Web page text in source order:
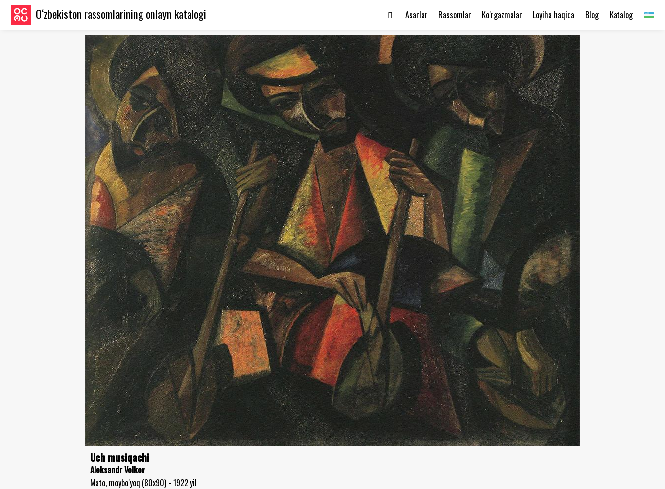
O‘zbekiston rassomlarining onlayn katalogi Katalog
Blog
Loyiha haqida
Ko‘rgazmalar
Rassomlar
Asarlar
Uch musiqachi
Aleksandr Volkov
Mato, moybo‘yoq (80x90) - 1922 yil